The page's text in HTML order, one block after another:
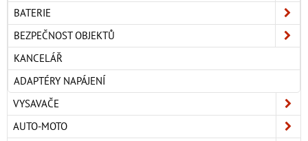
BATERIE
BEZPEČNOST OBJEKTŮ
KANCELÁŘ
ADAPTÉRY NAPÁJENÍ
VYSAVAČE
AUTO-MOTO